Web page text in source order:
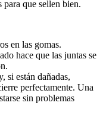
para que sellen bien.
en las gomas.
hace que las juntas se
si están dañadas,
perfectamente. Una
sin problemas